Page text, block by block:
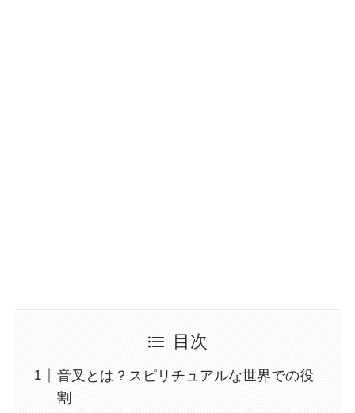
目次
音叉とは？スピリチュアルな世界での役
割